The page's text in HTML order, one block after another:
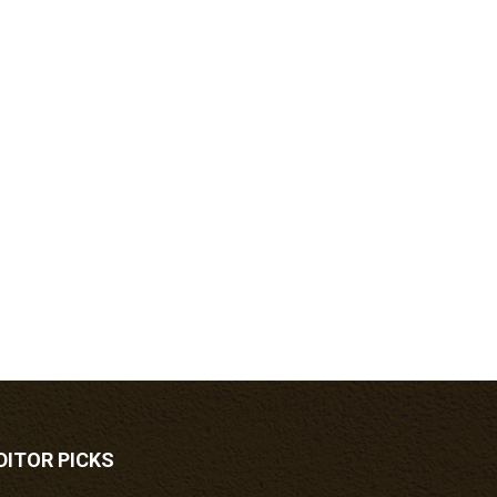
PICKS